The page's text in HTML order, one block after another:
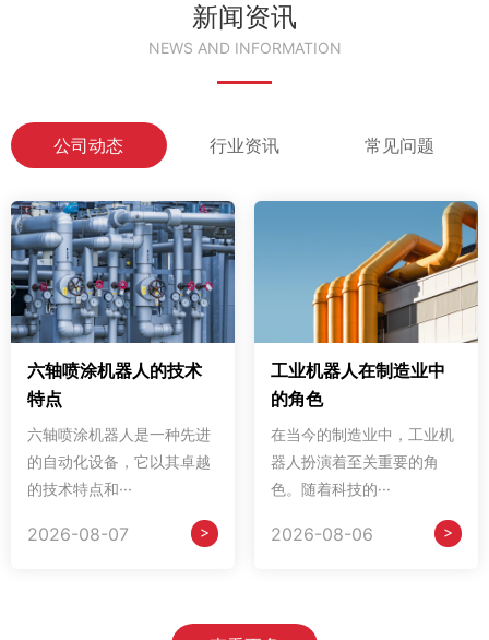
新闻资讯
NEWS AND INFORMATION
公司动态 行业资讯 常见问题
六轴喷涂机器人的技术
特点
六轴喷涂机器人是一种先进
的自动化设备，它以其卓越
的技术特点和···
2026-08-07 >
工业机器人在制造业中
的角色
在当今的制造业中，工业机
器人扮演着至关重要的角
色。随着科技的···
2026-08-06 >